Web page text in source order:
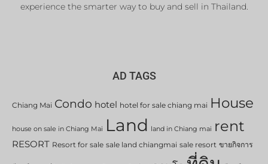
experience the smarter way to buy and sell in Thailand.
AD TAGS
Chiang Mai Condo hotel hotel for sale chiang mai House
house on sale in Chiang Mai Land land in Chiang mai rent
RESORT Resort for sale sale land chiangmai sale resort ขายกิจการ